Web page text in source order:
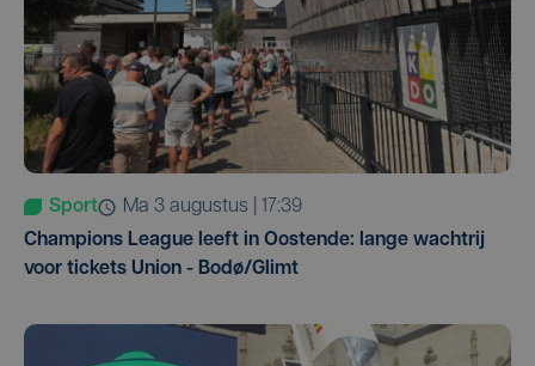
Sport
ma 3 augustus | 17:39
Champions League leeft in Oostende: lange wachtrij
voor tickets Union - Bodø/Glimt